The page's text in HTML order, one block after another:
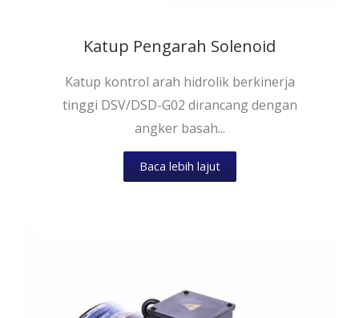
Katup Pengarah Solenoid
Katup kontrol arah hidrolik berkinerja
tinggi DSV/DSD-G02 dirancang dengan
angker basah...
Baca lebih lajut